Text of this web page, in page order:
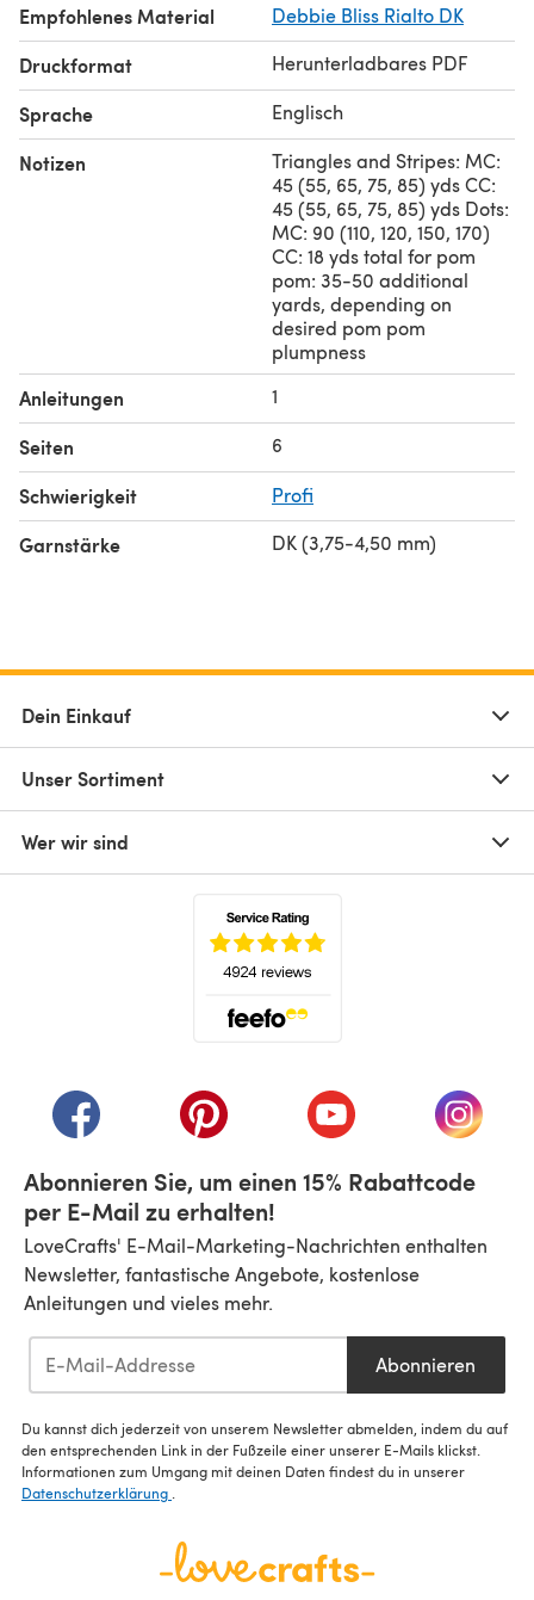
Empfohlenes Material Debbie Bliss Rialto DK
Druckformat Herunterladbares PDF
Sprache Englisch
Notizen
Triangles and Stripes: MC:
45 (55, 65, 75, 85) yds CC:
45 (55, 65, 75, 85) yds Dots:
MC: 90 (110, 120, 150, 170)
CC: 18 yds total for pom
pom: 35-50 additional
yards, depending on
desired pom pom
plumpness
Anleitungen 1
Seiten 6
Schwierigkeit Profi
Garnstärke DK (3,75-4,50 mm)
Dein Einkauf
Unser Sortiment
Wer wir sind
(öffnet sich in einem neuen Tab)
(öffnet sich in einem neuen Tab)
(öffnet sich in einem
(öffnet
Abonnieren Sie, um einen 15% Rabattcode
per E-Mail zu erhalten!
LoveCrafts' E-Mail-Marketing-Nachrichten enthalten
Newsletter, fantastische Angebote, kostenlose
Anleitungen und vieles mehr.
Abonnieren
Du kannst dich jederzeit von unserem Newsletter abmelden, indem du auf
den entsprechenden Link in der Fußzeile einer unserer E-Mails klickst.
Informationen zum Umgang mit deinen Daten findest du in unserer
Datenschutzerklärung